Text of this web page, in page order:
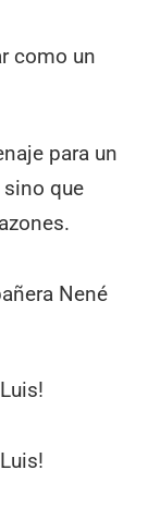
como un
para un
que
Nené